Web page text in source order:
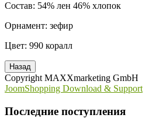
Состав: 54% лен 46% хлопок
Орнамент: зефир
Цвет: 990 коралл
Copyright MAXXmarketing GmbH
JoomShopping Download & Support
Последние поступления